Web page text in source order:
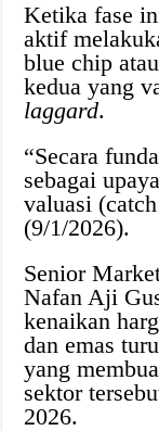
Ketika fase
aktif
blue chip
kedua yang
laggard.
“Secara
sebagai
valuasi
(9/1/2026).
Senior
Nafan Aji
kenaikan
dan emas
yang
sektor
2026.